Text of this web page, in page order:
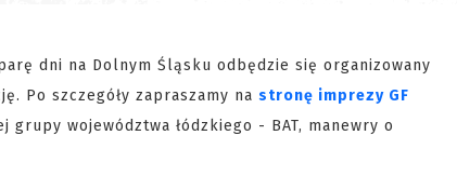
dni na Dolnym Śląsku odbędzie się organizowany
Po szczegóły zapraszamy na stronę imprezy GF
województwa łódzkiego - BAT, manewry o